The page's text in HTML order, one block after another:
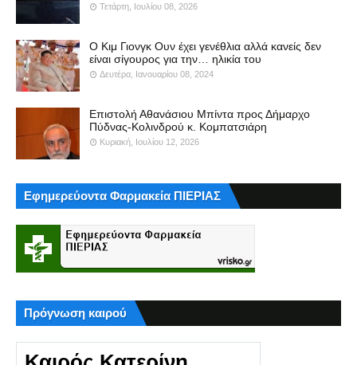
Τετάρτη, Ιουλίου 08, 2026
Ο Κιμ Γιονγκ Ουν έχει γενέθλια αλλά κανείς δεν
είναι σίγουρος για την… ηλικία του
Δευτέρα, Ιανουαρίου 08, 2024
Επιστολή Αθανάσιου Μπίντα προς Δήμαρχο
Πύδνας-Κολινδρού κ. Κομπατσιάρη
Κυριακή, Ιουλίου 12, 2026
Εφημερεύοντα Φαρμακεία ΠΙΕΡΙΑΣ
Πρόγνωση καιρού